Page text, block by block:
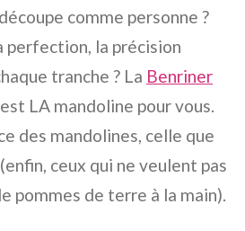
comme personne ?
perfection, la précision
tranche ? La Benriner
est LA mandoline pour vous.
des mandolines, celle que
ceux qui ne veulent pas
pommes de terre à la main).